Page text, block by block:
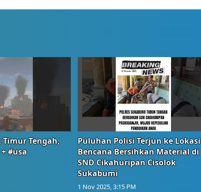
Tengah,
#usa
Puluhan Polisi Terjun ke Lokasi
Bencana Bersihkan Material di
SND Cikahuripan Cisolok
Sukabumi
1 Nov 2025, 3:15 PM